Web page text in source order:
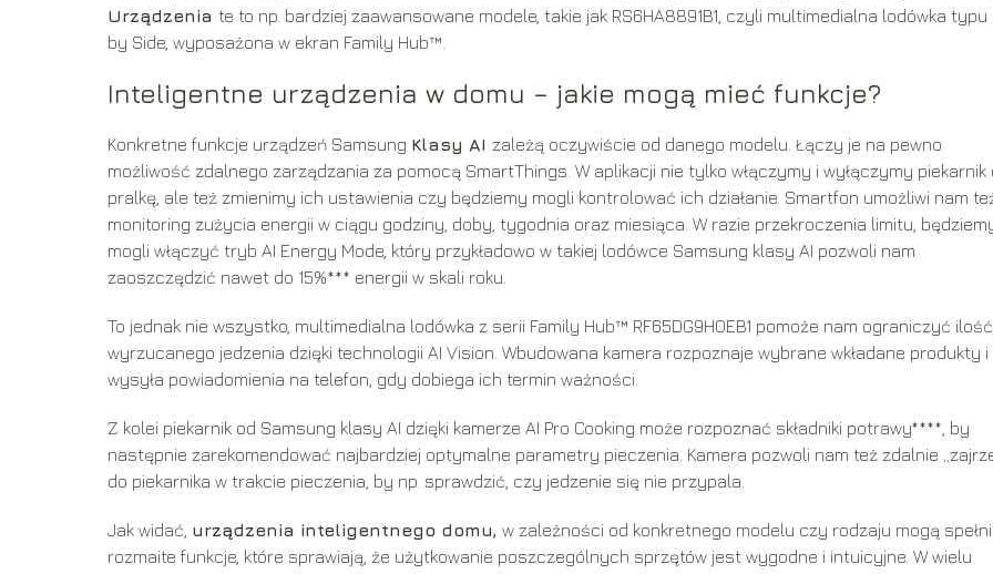
Urządzenia te to np. bardziej zaawansowane modele, takie jak RS6HA8891B1, czyli multimedialna lodówka typu
by Side, wyposażona w ekran Family Hub™.
Inteligentne urządzenia w domu – jakie mogą mieć funkcje?
Konkretne funkcje urządzeń Samsung Klasy AI zależą oczywiście od danego modelu. Łączy je na pewno
możliwość zdalnego zarządzania za pomocą SmartThings. W aplikacji nie tylko włączymy i wyłączymy piekarnik
pralkę, ale też zmienimy ich ustawienia czy będziemy mogli kontrolować ich działanie. Smartfon umożliwi nam
monitoring zużycia energii w ciągu godziny, doby, tygodnia oraz miesiąca. W razie przekroczenia limitu,
mogli włączyć tryb AI Energy Mode, który przykładowo w takiej lodówce Samsung klasy AI pozwoli nam
zaoszczędzić nawet do 15%*** energii w skali roku.
To jednak nie wszystko, multimedialna lodówka z serii Family Hub™ RF65DG9H0EB1 pomoże nam ograniczyć ilość
wyrzucanego jedzenia dzięki technologii AI Vision. Wbudowana kamera rozpoznaje wybrane wkładane produkty i
wysyła powiadomienia na telefon, gdy dobiega ich termin ważności.
Z kolei piekarnik od Samsung klasy AI dzięki kamerze AI Pro Cooking może rozpoznać składniki potrawy****, by
następnie zarekomendować najbardziej optymalne parametry pieczenia. Kamera pozwoli nam też zdalnie
do piekarnika w trakcie pieczenia, by np. sprawdzić, czy jedzenie się nie przypala.
Jak widać, urządzenia inteligentnego domu, w zależności od konkretnego modelu czy rodzaju mogą
rozmaite funkcje, które sprawiają, że użytkowanie poszczególnych sprzętów jest wygodne i intuicyjne. W wielu